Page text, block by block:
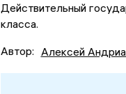
Действительный
класса.
Автор: Алексей